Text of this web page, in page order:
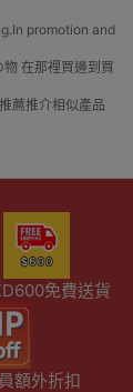
promotion and
在那裡買邊到買
薦推介相似產品
免費送貨
額外折扣